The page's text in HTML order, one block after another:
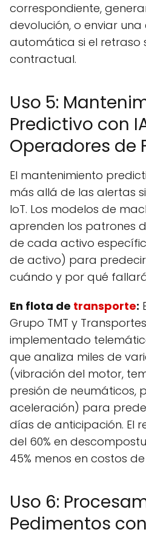
correspondiente,
devolución, o enviar
automática si el retraso
contractual.
Uso 5:
Predictivo con
Operadores de
El mantenimiento
más allá de las alertas
IoT. Los modelos de
aprenden los patrones
de cada activo
de activo) para
cuándo y por qué
En flota de transporte:
Grupo TMT y
implementado
que analiza miles de
(vibración del motor,
presión de neumáticos,
aceleración) para
días de anticipación. El
del 60% en
45% menos en costos
Uso 6:
Pedimentos